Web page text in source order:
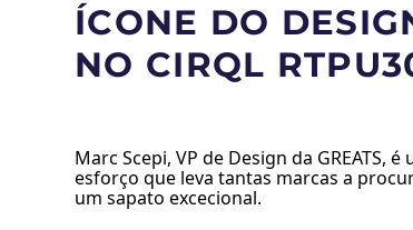
ÍCONE DO
NO CIRQL
Marc Scepi, VP de Design da
esforço que leva tantas marcas a
um sapato excecional.